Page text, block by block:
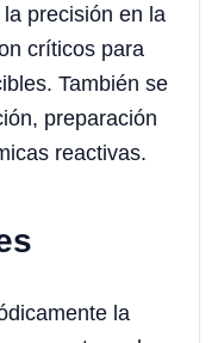
precisión en la
críticos para
También se
preparación
reactivas.
la